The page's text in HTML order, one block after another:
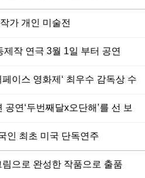
가 개인 미술전
작 연극 3월 1일 부터 공연
이스 영화제‘ 최우수 감독상 수
연‘두번째달x오단해’를 선 보
인 최초 미국 단독연주
으로 완성한 작품으로 출품